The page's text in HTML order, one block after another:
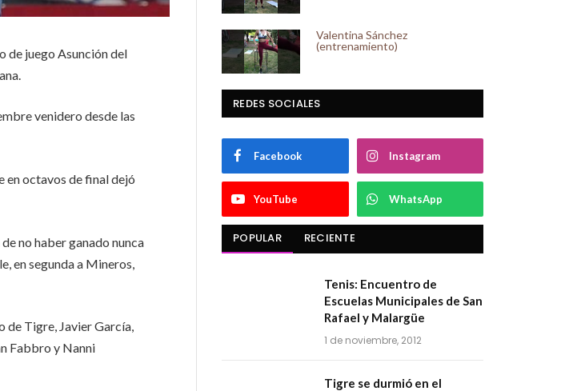
de juego Asunción del
venidero desde las
en octavos de final dejó
no haber ganado nunca
en segunda a Mineros,
de Tigre, Javier García,
Fabbro y Nanni
Valentina Sánchez
(entrenamiento)
REDES SOCIALES
Facebook Instagram
YouTube WhatsApp
POPULAR RECIENTE
Tenis: Encuentro de
Escuelas Municipales de San
Rafael y Malargüe
1 de noviembre, 2012
Tigre se durmió en el